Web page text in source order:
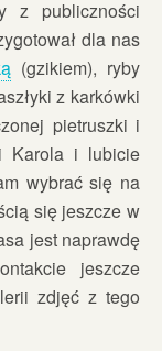
z publiczności
dla nas
(gzikiem), ryby
z karkówki
pietruszki i
Karola i lubicie
wybrać się na
się jeszcze w
jest naprawdę
jeszcze
zdjęć z tego